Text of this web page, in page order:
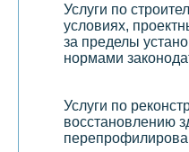
Услуги по
условиях,
за пределы
нормами
Услуги по
восстановлению